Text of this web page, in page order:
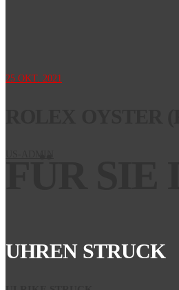
25 OKT. 2021
ROLEX OYSTER
UHREN STRUCK